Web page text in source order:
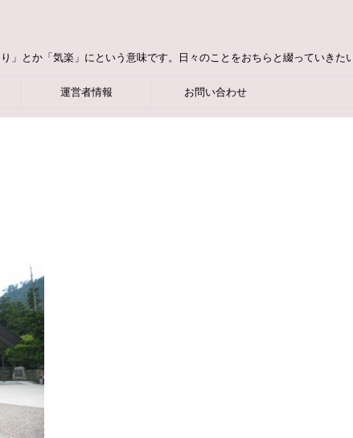
」とか「気楽」にという意味です。日々のことをおちらと綴っていきた
運営者情報 お問い合わせ